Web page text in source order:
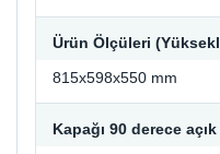
Ürün Ölçüleri
815x598x550 mm
Kapağı 90 derece